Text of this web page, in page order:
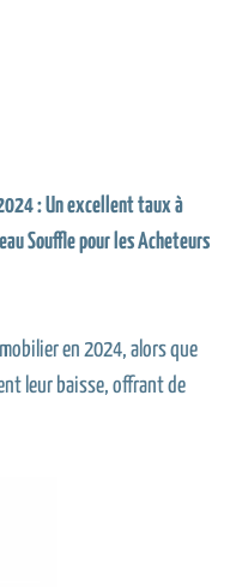
: Un excellent taux à
Souffle pour les Acheteurs
en 2024, alors que
leur baisse, offrant de